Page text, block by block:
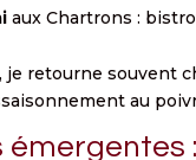
aux Chartrons :
retourne souvent
au
émergentes